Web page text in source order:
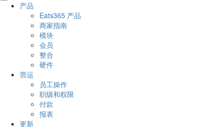
产品
Eats365 产品
商家指南
模块
会员
整合
硬件
营运
员工操作
职级和权限
付款
报表
更新